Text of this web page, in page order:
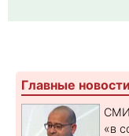
Главные
СМИ
«в